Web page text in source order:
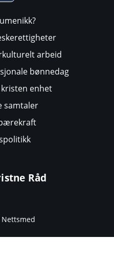
arbeid
bønnedag
enhet
samtaler
Råd